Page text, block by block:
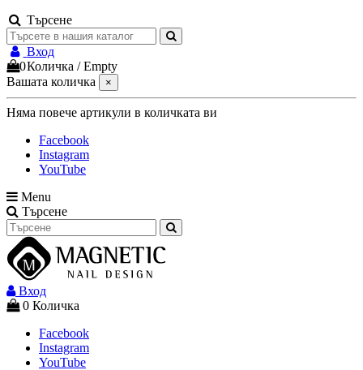
Търсене
Вход
0Количка /Empty
Вашата количка
×
Няма повече артикули в количката ви
Facebook
Instagram
YouTube
Menu
Търсене
Вход
0 Количка
Facebook
Instagram
YouTube